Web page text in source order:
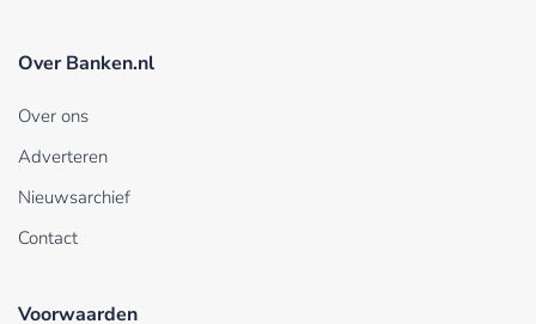
Over Banken.nl
Over ons
Adverteren
Nieuwsarchief
Contact
Voorwaarden